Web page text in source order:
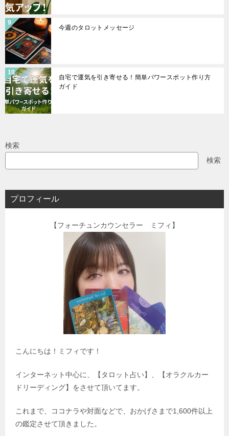
今週のタロットメッセージ
自宅で運気を引き寄せる！簡単パワースポット作り方
ガイド
検索
検索
プロフィール
【フォーチュンカウンセラー ミフィ】
こんにちは！ミフィです！
インターネット中心に、【タロット占い】、【オラクルカー
ドリーディング】をさせて頂いてます。
これまで、ココナラや対面などで、おかげさまで1,600件以上
の鑑定させて頂きました。